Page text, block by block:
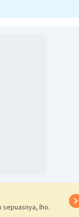
sepuasnya, lho.